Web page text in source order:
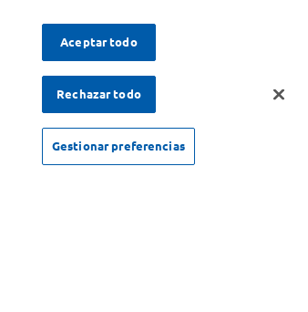
Aceptar todo
Rechazar todo
Gestionar preferencias